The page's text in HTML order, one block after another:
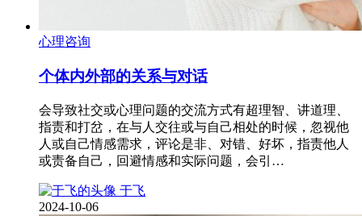
心理咨询
个体内外部的关系与对话
会导致社交或心理问题的交流方式有超理智、讲道理、
指责和打岔，在与人交往或与自己相处的时候，忽视他
人或自己情感需求，评论是非、对错、好坏，指责他人
或责备自己，回避情感和实际问题，会引…
于飞
2024-10-06